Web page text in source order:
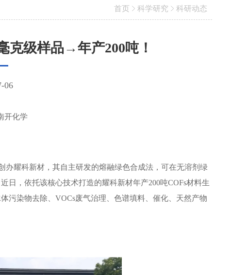
首页 科学研究 科研动态
克级样品→年产200吨！
06
开化学
办耀科新材，其自主研发的熔融绿色合成法，可在无溶剂绿
日，依托该核心技术打造的耀科新材年产200吨COFs材料生
污染物去除、VOCs废气治理、色谱填料、催化、天然产物